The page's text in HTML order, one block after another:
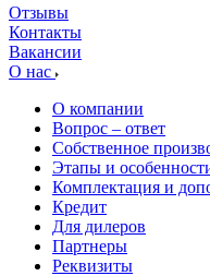
Отзывы
Контакты
Вакансии
О нас
О компании
Вопрос – ответ
Собственное
Этапы и
Комплектация и
Кредит
Для дилеров
Партнеры
Реквизиты